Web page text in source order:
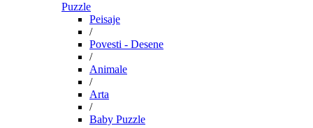
Puzzle
Peisaje
/
Povesti - Desene
/
Animale
/
Arta
/
Baby Puzzle